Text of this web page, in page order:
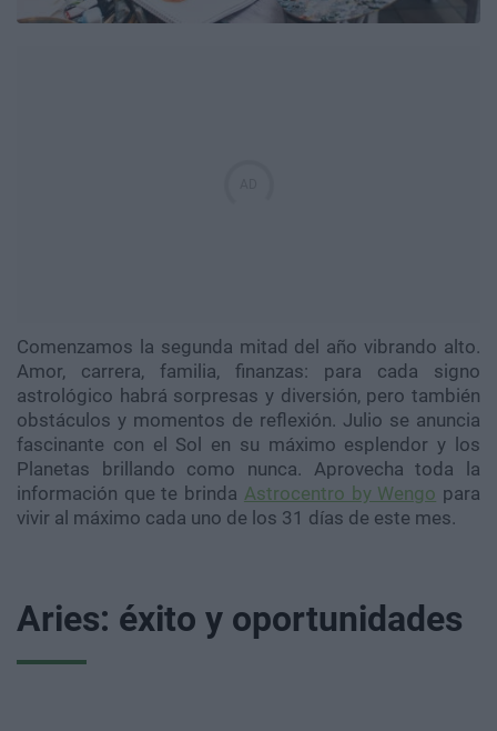
Comenzamos la segunda mitad del año vibrando alto.
Amor, carrera, familia, finanzas: para cada signo
astrológico habrá sorpresas y diversión, pero también
obstáculos y momentos de reflexión. Julio se anuncia
fascinante con el Sol en su máximo esplendor y los
Planetas brillando como nunca. Aprovecha toda la
información que te brinda Astrocentro by Wengo para
vivir al máximo cada uno de los 31 días de este mes.
Aries: éxito y oportunidades